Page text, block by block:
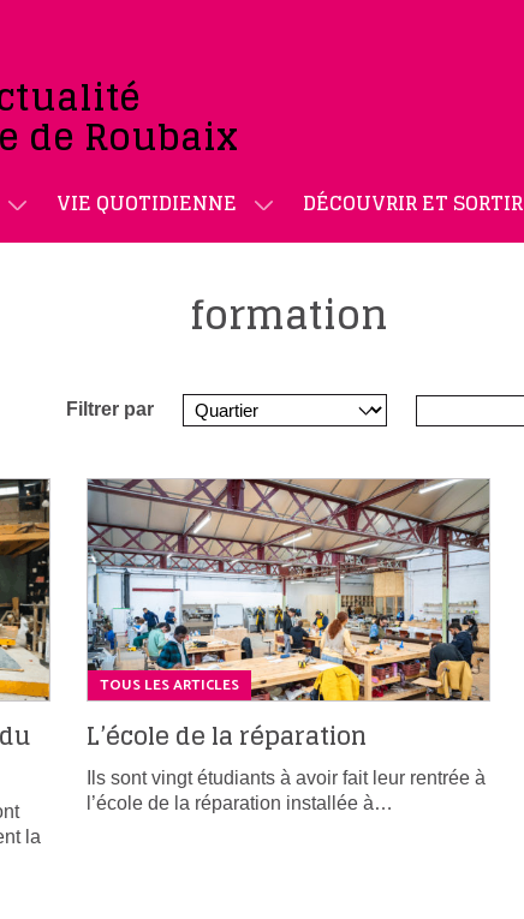
de Roubaix
VIE QUOTIDIENNE DÉCOUVRIR ET SORTIR
formation
Filtrer par
la
TOUS LES ARTICLES
L’école de la réparation
Ils sont vingt étudiants à avoir fait leur rentrée à
l’école de la réparation installée à…